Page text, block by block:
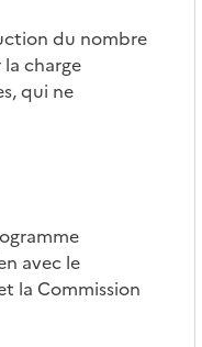
du nombre
charge
qui ne
avec le
la Commission